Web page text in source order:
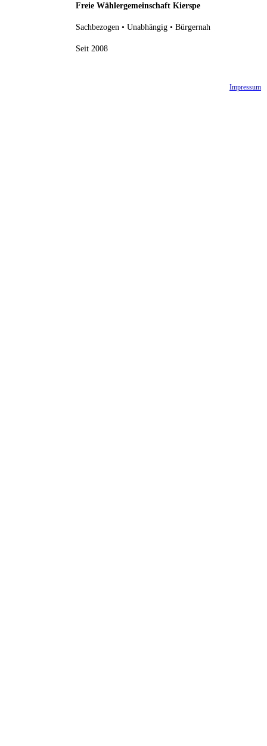
Freie Wählergemeinschaft Kierspe
Sachbezogen • Unabhängig • Bürgernah
Seit 2008
Impressum